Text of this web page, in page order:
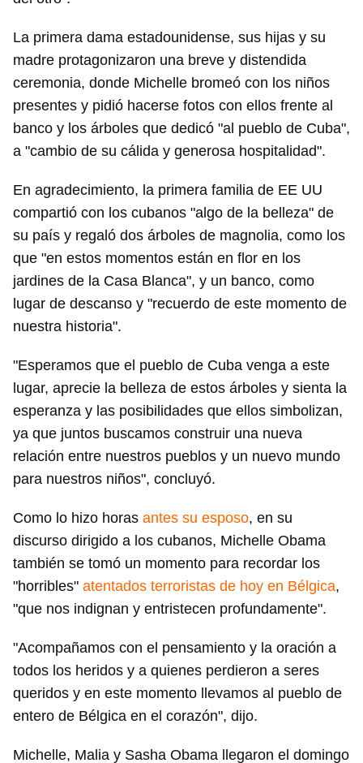
La primera dama estadounidense, sus hijas y su
madre protagonizaron una breve y distendida
ceremonia, donde Michelle bromeó con los niños
presentes y pidió hacerse fotos con ellos frente al
banco y los árboles que dedicó "al pueblo de Cuba",
a "cambio de su cálida y generosa hospitalidad".
En agradecimiento, la primera familia de EE UU
compartió con los cubanos "algo de la belleza" de
su país y regaló dos árboles de magnolia, como los
que "en estos momentos están en flor en los
jardines de la Casa Blanca", y un banco, como
lugar de descanso y "recuerdo de este momento de
nuestra historia".
"Esperamos que el pueblo de Cuba venga a este
lugar, aprecie la belleza de estos árboles y sienta la
esperanza y las posibilidades que ellos simbolizan,
ya que juntos buscamos construir una nueva
relación entre nuestros pueblos y un nuevo mundo
para nuestros niños", concluyó.
Como lo hizo horas antes su esposo, en su
discurso dirigido a los cubanos, Michelle Obama
también se tomó un momento para recordar los
"horribles" atentados terroristas de hoy en Bélgica,
"que nos indignan y entristecen profundamente".
"Acompañamos con el pensamiento y la oración a
todos los heridos y a quienes perdieron a seres
queridos y en este momento llevamos al pueblo de
entero de Bélgica en el corazón", dijo.
Michelle, Malia y Sasha Obama llegaron el domingo